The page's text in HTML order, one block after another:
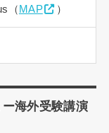
（ MAP ）
ー海外受験講演